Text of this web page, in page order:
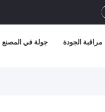
جولة في المصنع مراقبة الجودة